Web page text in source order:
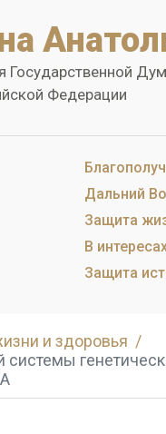
Государственной
Федерации
Дальний
Защита
В
Защита
и здоровья